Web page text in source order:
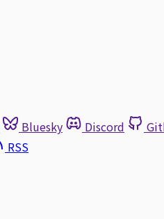
Bluesky Discord
RSS